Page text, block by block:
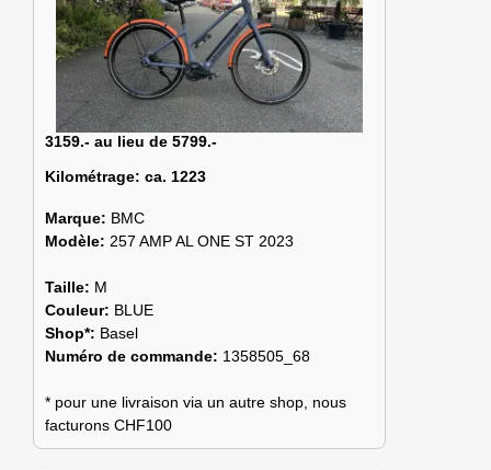
3159.- au lieu de 5799.-
Kilométrage: ca. 1223
Marque: BMC
Modèle: 257 AMP AL ONE ST 2023
Taille: M
Couleur: BLUE
Shop*: Basel
Numéro de commande: 1358505_68
* pour une livraison via un autre shop, nous
facturons CHF100